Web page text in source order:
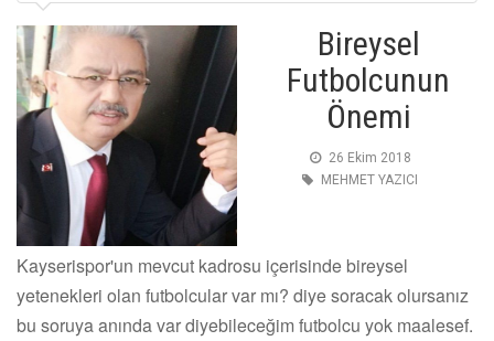
Bireysel
Futbolcunun
Önemi
26 Ekim 2018
MEHMET YAZICI
Kayserispor'un mevcut kadrosu içerisinde bireysel
yetenekleri olan futbolcular var mı? diye soracak olursanız
bu soruya anında var diyebileceğim futbolcu yok maalesef.